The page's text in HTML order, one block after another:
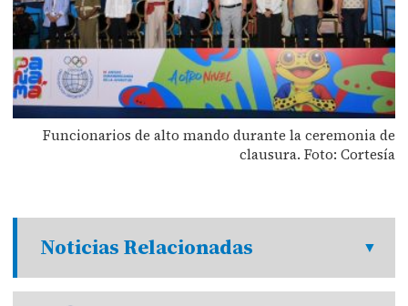
Funcionarios de alto mando durante la ceremonia de
clausura. Foto: Cortesía
Noticias Relacionadas